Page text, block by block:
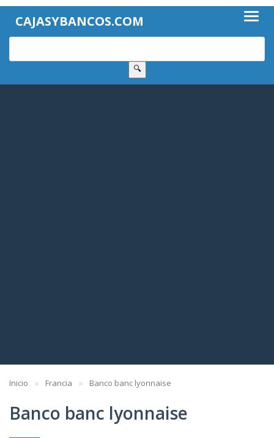
CAJASYBANCOS.COM
🔍
Inicio Francia Banco banc lyonnaise
Banco banc lyonnaise